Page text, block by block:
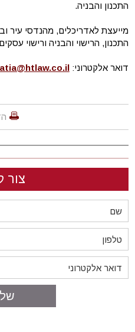
התכנון והבניה.
מייעצת לאדריכלים, מהנדסי עיר
התכנון, הרישוי והבניה ורישוי
דואר אלקטרוני:
צור